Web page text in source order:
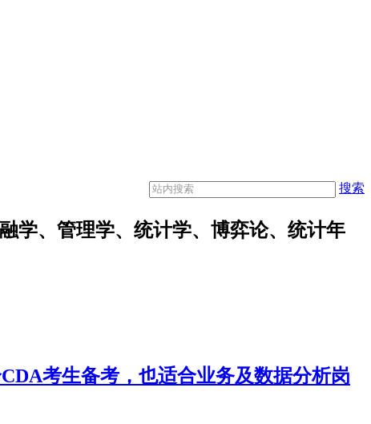
搜索
学、管理学、统计学、博弈论、统计年
考生备考，也适合业务及数据分析岗